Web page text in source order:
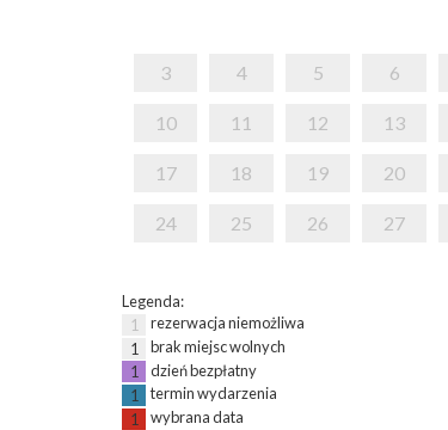
3 4 5 6
10 11 12 13
17 18 19 20
24 25 26 27
Legenda:
1
rezerwacja niemożliwa
1
brak miejsc wolnych
1
dzień bezpłatny
1
termin wydarzenia
1
wybrana data